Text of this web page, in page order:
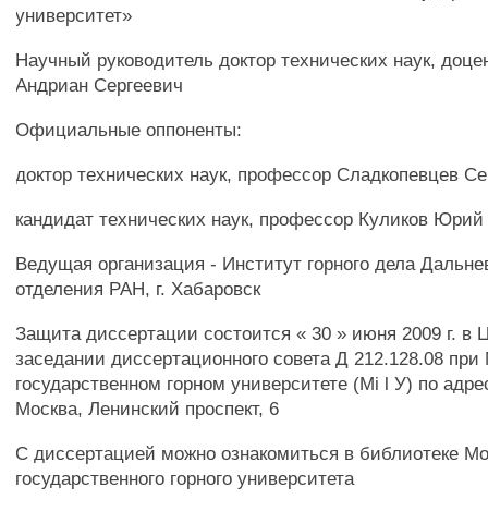
университет»
Научный руководитель доктор технических наук,
Андриан Сергеевич
Официальные оппоненты:
доктор технических наук, профессор Сладкопевцев
кандидат технических наук, профессор Куликов
Ведущая организация - Институт горного дела
отделения РАН, г. Хабаровск
Защита диссертации состоится « 30 » июня 2009 г. в
заседании диссертационного совета Д 212.128.08
государственном горном университете (Mi l У) по
Москва, Ленинский проспект, 6
С диссертацией можно ознакомиться в библиотеке
государственного горного университета